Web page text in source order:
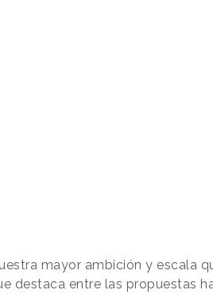
mayor ambición y escala
destaca entre las propuestas